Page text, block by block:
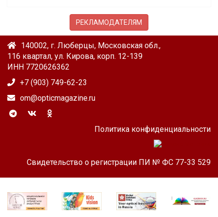
РЕКЛАМОДАТЕЛЯМ
140002, г. Люберцы, Московская обл.,
116 квартал, ул. Кирова, корп. 12-139
ИНН 7720626362
+7 (903) 749-62-23
om@opticmagazine.ru
Политика конфиденциальности
Свидетельство о регистрации ПИ № ФС 77-33 529